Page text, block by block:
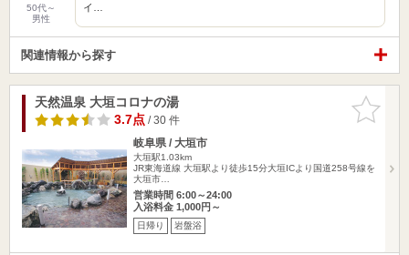
50代～
男性
イ…
関連情報から探す
お気に入
りに追加
天然温泉 大垣コロナの湯
3.7点/ 30 件
岐阜県 / 大垣市
大垣駅1.03km
JR東海道線 大垣駅より徒歩15分大垣ICより国道258号線を
大垣市…
営業時間 6:00～24:00
入浴料金 1,000円～
日帰り 岩盤浴